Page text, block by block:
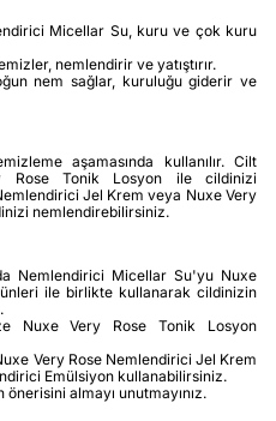
Micellar Su, kuru ve çok kuru
nemlendirir ve yatıştırır.
nem sağlar, kuruluğu giderir ve
aşamasında kullanılır. Cilt
Rose Tonik Losyon ile cildinizi
Jel Krem veya Nuxe Very
nemlendirebilirsiniz.
Nemlendirici Micellar Su'yu Nuxe
ile birlikte kullanarak cildinizin
Nuxe Very Rose Tonik Losyon
Very Rose Nemlendirici Jel Krem
Emülsiyon kullanabilirsiniz.
önerisini almayı unutmayınız.